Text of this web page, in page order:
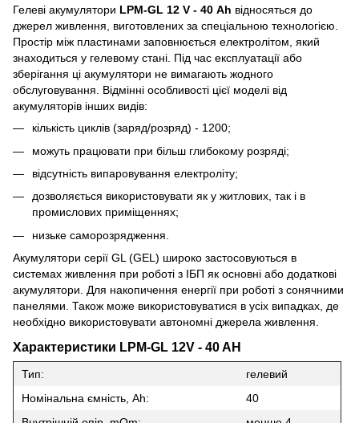
Гелеві акумулятори LPM-GL 12 V - 40 Аh відносяться до
джерел живлення, виготовлених за спеціальною технологією.
Простір між пластинами заповнюється електролітом, який
знаходиться у гелевому стані. Під час експлуатації або
зберігання ці акумулятори не вимагають жодного
обслуговування. Відмінні особливості цієї моделі від
акумуляторів інших видів:
кількість циклів (заряд/розряд) - 1200;
можуть працювати при більш глибокому розряді;
відсутність випаровування електроліту;
дозволяється використовувати як у житлових, так і в
промислових приміщеннях;
низьке саморозрядження.
Акумулятори серії GL (GEL) широко застосовуються в
системах живлення при роботі з ІБП як основні або додаткові
акумулятори. Для накопичення енергії при роботі з сонячними
панелями. Також може використовуватися в усіх випадках, де
необхідно використовувати автономні джерела живлення.
Характеристики LPM-GL 12V - 40 AH
Тип:
гелевий
Номінальна ємність, Ah:
40